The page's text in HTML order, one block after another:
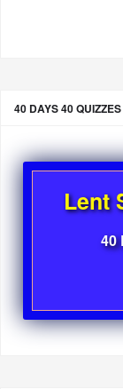
40 DAYS 40
Lent
40